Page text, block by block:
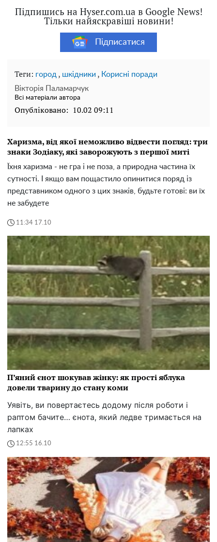
Підпишись на Hyser.com.ua в Google News!
Тільки найяскравіші новини!
Підписатися
Теги: город , шкідники , Корисні поради
Вікторія Паламарчук
Всі матеріали автора
Опубліковано: 10.02 09:11
Харизма, від якої неможливо відвести погляд: три
знаки Зодіаку, які заворожують з першої миті
Їхня харизма - не гра і не поза, а природна частина їх
сутності. І якщо вам пощастило опинитися поряд із
представником одного з цих знаків, будьте готові: ви їх
не забудете
11:34 17.10
П’яний єнот шокував жінку: як прості яблука
довели тварину до стану коми
Уявіть, ви повертаєтесь додому після роботи і
раптом бачите… єнота, який ледве тримається на
лапках
12:55 16.10